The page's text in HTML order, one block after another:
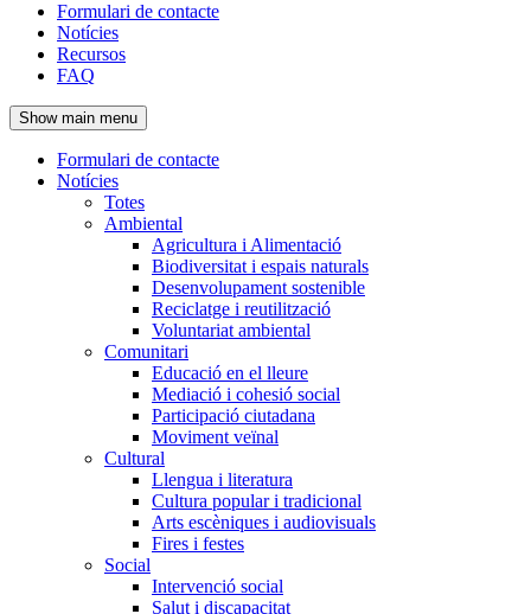
Navegació
principal
de
l'encapçalament
Formulari de contacte
Notícies
Recursos
FAQ
Show main menu
Navegació
principal
Formulari de contacte
Notícies
Totes
Ambiental
Agricultura i Alimentació
Biodiversitat i espais naturals
Desenvolupament sostenible
Reciclatge i reutilització
Voluntariat ambiental
Comunitari
Educació en el lleure
Mediació i cohesió social
Participació ciutadana
Moviment veïnal
Cultural
Llengua i literatura
Cultura popular i tradicional
Arts escèniques i audiovisuals
Fires i festes
Social
Intervenció social
Salut i discapacitat